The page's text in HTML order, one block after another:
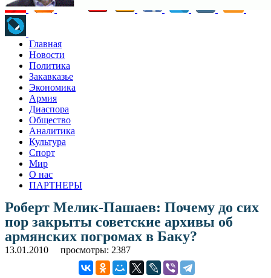
Главная
Новости
Политика
Закавказье
Экономика
Армия
Диаспора
Общество
Аналитика
Культура
Спорт
Мир
О нас
ПАРТНЕРЫ
Роберт Мелик-Пашаев: Почему до сих
пор закрыты советские архивы об
армянских погромах в Баку?
13.01.2010 просмотры: 2387